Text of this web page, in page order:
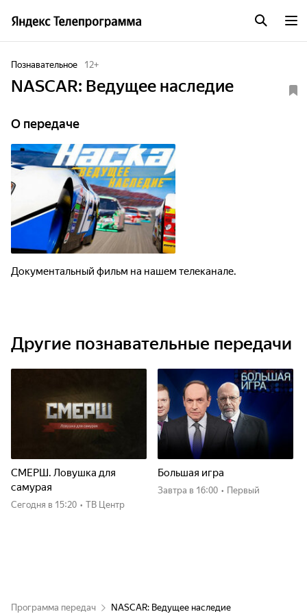
Познавательное 12+
NASCAR: Ведущее наследие
О передаче
Документальный фильм на нашем телеканале.
Другие познавательные передачи
СМЕРШ. Ловушка для
самурая
Сегодня в 15:20 • ТВ Центр
Большая игра
Завтра в 16:00 • Первый
Программа передач NASCAR: Ведущее наследие